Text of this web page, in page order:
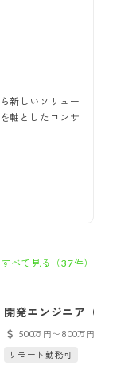
新しいソリュー
軸としたコンサ
すべて見る（37件）
開発エンジニア（
リーダー候補
500万円〜800万円
リモート勤務可